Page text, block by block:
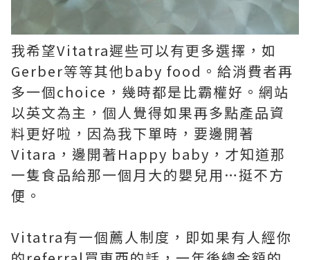
我希望Vitatra遲些可以有更多選擇，如
Gerber等等其他baby food。給消費者再
多一個choice，幾時都是比霸權好。網站
以英文為主，個人覺得如果再多點產品資
料更好啦，因為我下單時，要邊開著
Vitara，邊開著Happy baby，才知道那
一隻食品給那一個月大的嬰兒用…挺不方
便。
Vitatra有一個薦人制度，即如果有人經你